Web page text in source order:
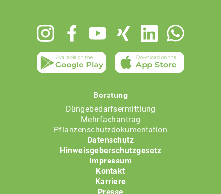
Beratung
Düngebedarfsermittlung
Mehrfachantrag
Pflanzenschutzdokumentation
Datenschutz
Hinweisgeberschutzgesetz
Impressum
Kontakt
Karriere
Presse